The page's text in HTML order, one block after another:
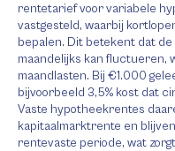
rentetarief voor variabele
vastgesteld, waarbij
bepalen. Dit betekent dat
maandelijks kan fluctueren,
maandlasten. Bij €1.000
bijvoorbeeld 3,5% kost dat
Vaste hypotheekrentes
kapitaalmarktrente en
rentevaste periode, wat